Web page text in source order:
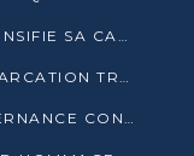
FRANCOPHONIE : COUMBA BA INTENSIFIE SA CAMPAGNE POUR LA SUCCESSION À LA TÊTE DE L’OIF
DRAME SUR LA SANGHA : UNE EMBARCATION TRANSPORTANT DES FIDÈLES DE « NZAMBÉ YA L’HUILE » FAIT NAUFRAGE À OUESSO
DES JEUNES S’INITIENT À LA GOUVERNANCE CONTINENTALE À BRAZZAVILLE